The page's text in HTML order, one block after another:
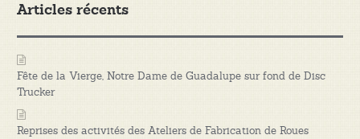
Articles récents
Fête de la Vierge, Notre Dame de Guadalupe sur fond de Disc
Trucker
Reprises des activités des Ateliers de Fabrication de Roues